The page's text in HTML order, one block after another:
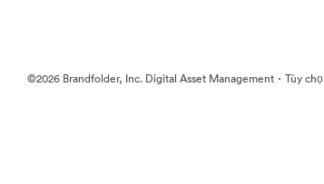
©2026 Brandfolder, Inc. Digital Asset Management · Tùy